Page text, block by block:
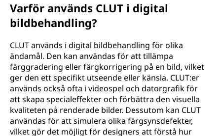
Varför används CLUT i digital
bildbehandling?
CLUT används i digital bildbehandling för olika
ändamål. Den kan användas för att tillämpa
färggradering eller färgkorrigering på en bild, vilket
ger den ett specifikt utseende eller känsla. CLUT:er
används också ofta i videospel och datorgrafik för
att skapa specialeffekter och förbättra den visuella
kvaliteten på renderade bilder. Dessutom kan CLUT
användas för att simulera olika färgsynsdefekter,
vilket gör det möjligt för designers att förstå hur